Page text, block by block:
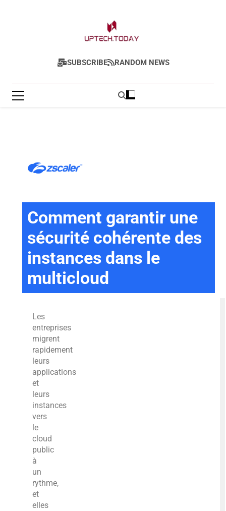
Uptech.today
SUBSCRIBE RANDOM NEWS
Comment garantir une
sécurité cohérente des
instances dans le
multicloud
Les
entreprises
migrent
rapidement
leurs
applications
et
leurs
instances
vers
le
cloud
public
à
un
rythme,
et
elles